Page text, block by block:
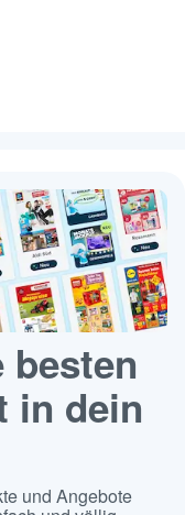
besten
in dein
und Angebote